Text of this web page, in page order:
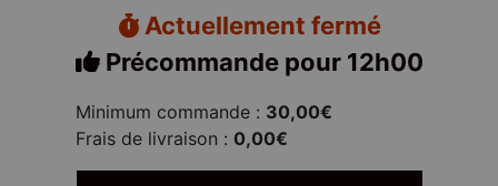
Actuellement fermé
Précommande pour 12h00
Minimum commande : 30,00€
Frais de livraison : 0,00€